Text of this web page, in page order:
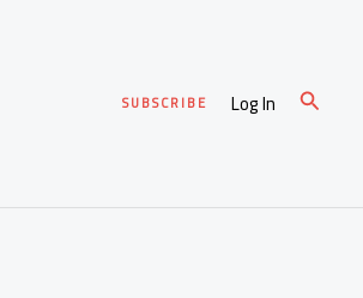
SUBSCRIBE Log In Cari